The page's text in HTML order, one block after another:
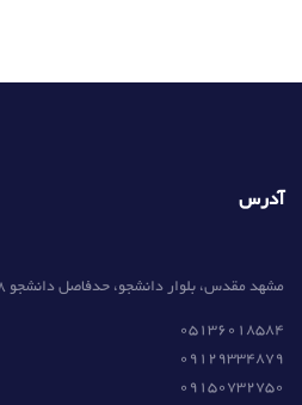
آدرس
مشهد مقدس، بلوار دانشجو، حدفاصل دانشجو 18 و 20 پلاک 230
05136018584
09129334879
09150732750